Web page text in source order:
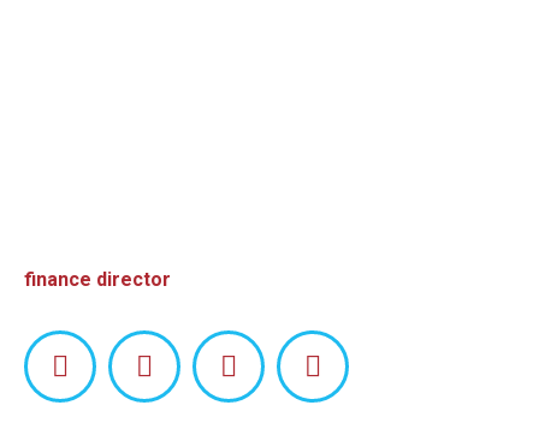
finance director
FacebookLinkedinPinterestInstagram